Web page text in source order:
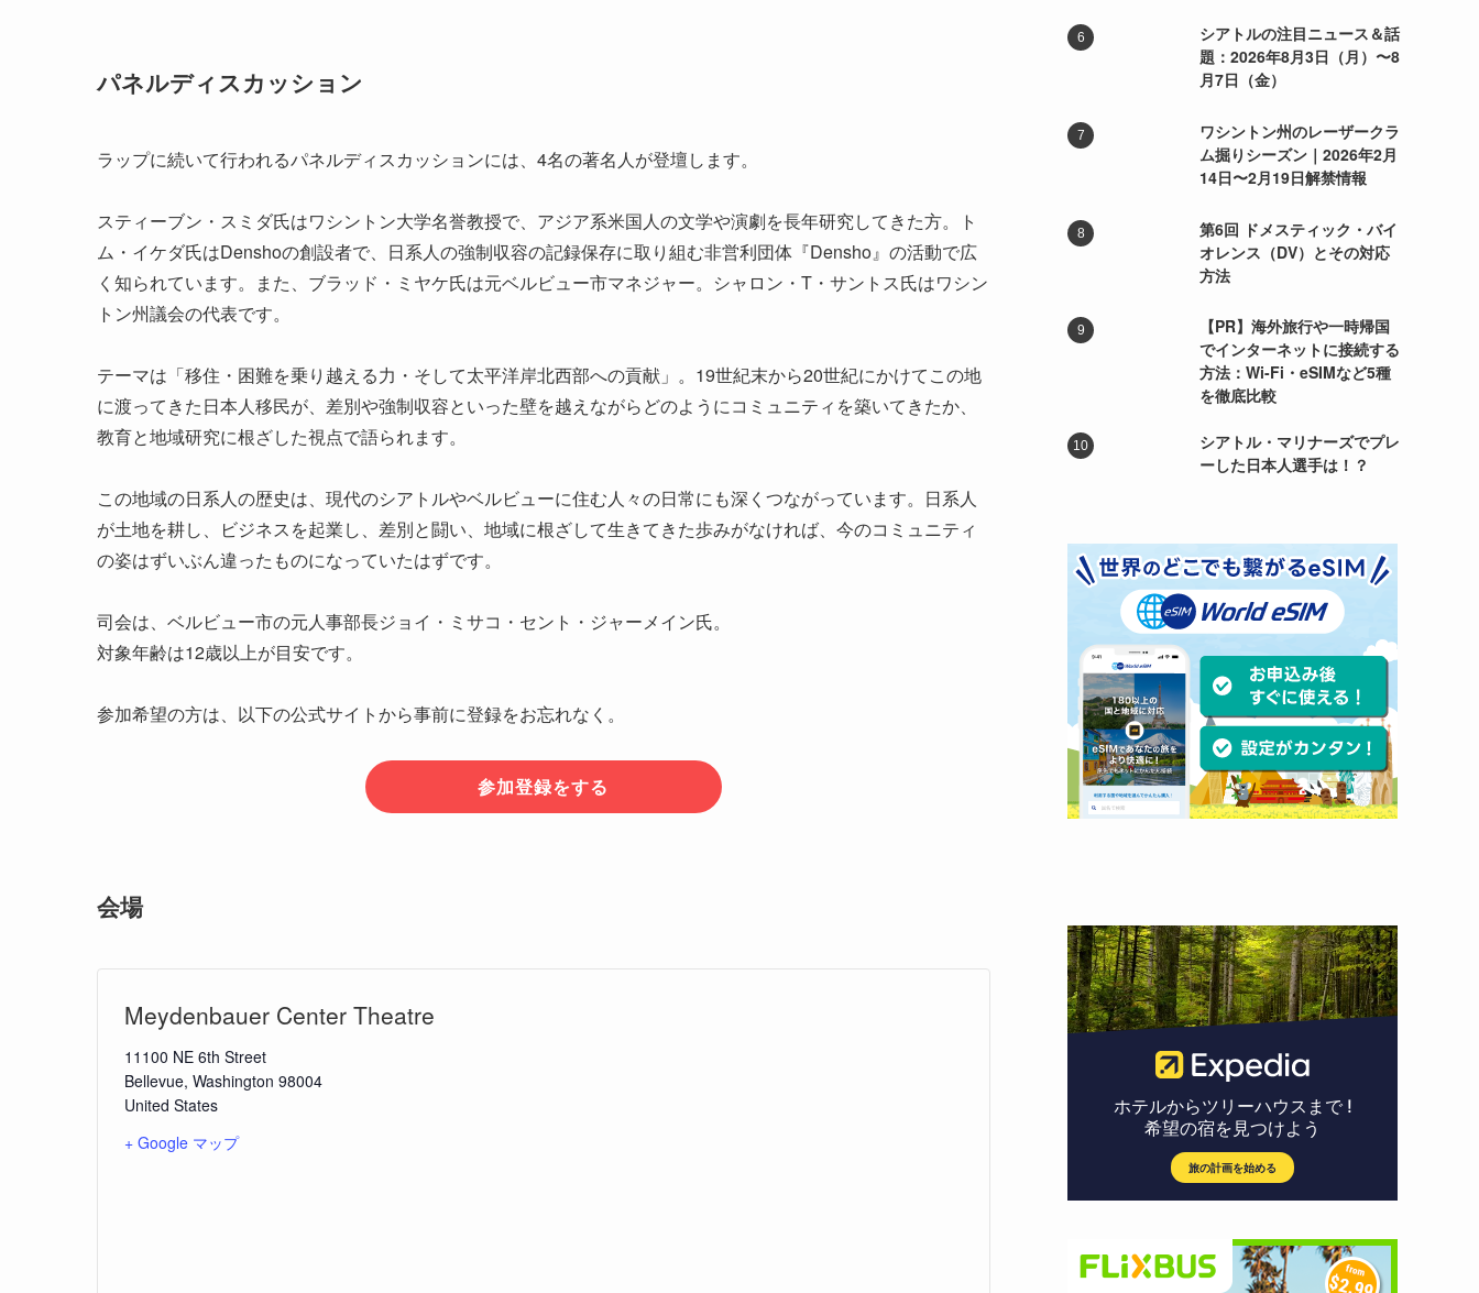
パネルディスカッション
ラップに続いて行われるパネルディスカッションには、4名の著名人が登壇します。
スティーブン・スミダ氏はワシントン大学名誉教授で、アジア系米国人の文学や演劇を長年研究してきた方。ト
ム・イケダ氏はDenshoの創設者で、日系人の強制収容の記録保存に取り組む非営利団体『Densho』の活動で広
く知られています。また、ブラッド・ミヤケ氏は元ベルビュー市マネジャー。シャロン・T・サントス氏はワシン
トン州議会の代表です。
テーマは「移住・困難を乗り越える力・そして太平洋岸北西部への貢献」。19世紀末から20世紀にかけてこの地
に渡ってきた日本人移民が、差別や強制収容といった壁を越えながらどのようにコミュニティを築いてきたか、
教育と地域研究に根ざした視点で語られます。
この地域の日系人の歴史は、現代のシアトルやベルビューに住む人々の日常にも深くつながっています。日系人
が土地を耕し、ビジネスを起業し、差別と闘い、地域に根ざして生きてきた歩みがなければ、今のコミュニティ
の姿はずいぶん違ったものになっていたはずです。
司会は、ベルビュー市の元人事部長ジョイ・ミサコ・セント・ジャーメイン氏。
対象年齢は12歳以上が目安です。
参加希望の方は、以下の公式サイトから事前に登録をお忘れなく。
参加登録をする
会場
Meydenbauer Center Theatre
11100 NE 6th Street
Bellevue, Washington 98004
United States
+ Google マップ
シアトルの注目ニュース＆話
題：2026年8月3日（月）〜8
月7日（金）
ワシントン州のレーザークラ
ム掘りシーズン｜2026年2月
14日〜2月19日解禁情報
第6回 ドメスティック・バイ
オレンス（DV）とその対応
方法
【PR】海外旅行や一時帰国
でインターネットに接続する
方法：Wi-Fi・eSIMなど5種
を徹底比較
シアトル・マリナーズでプレ
ーした日本人選手は！？